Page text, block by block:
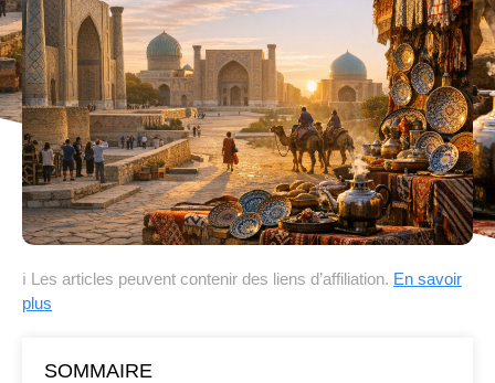
ℹ Les articles peuvent contenir des liens d’affiliation. En savoir
plus
SOMMAIRE